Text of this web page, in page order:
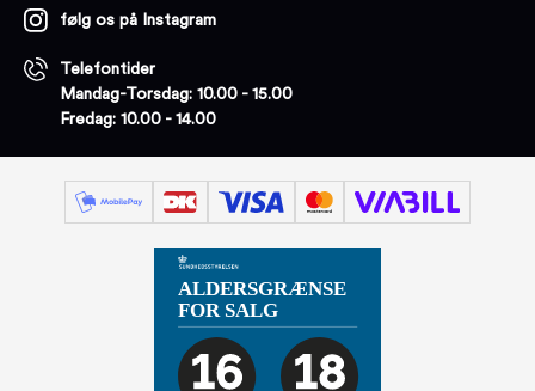
følg os på Instagram
Telefontider
Mandag-Torsdag: 10.00 - 15.00
Fredag: 10.00 - 14.00